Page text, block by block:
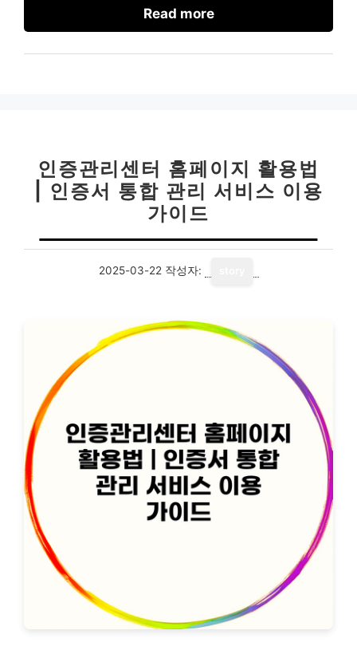
Read more
인증관리센터 홈페이지 활용법
| 인증서 통합 관리 서비스 이용
가이드
2025-03-22 작성자: